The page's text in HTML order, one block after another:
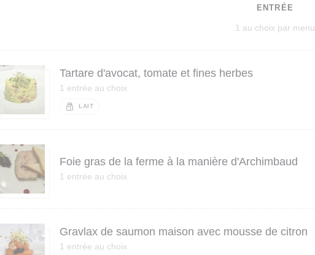
ENTRÉE
1 au choix par menu
Tartare d'avocat, tomate et fines herbes
1 entrée au choix
LAIT
Foie gras de la ferme à la manière d'Archimbaud
1 entrée au choix
Gravlax de saumon maison avec mousse de citron
1 entrée au choix